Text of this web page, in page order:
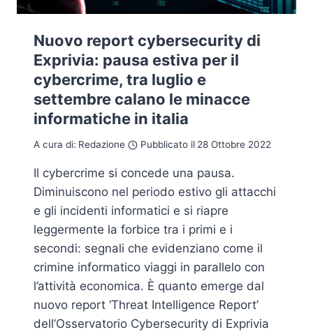
Nuovo report cybersecurity di
Exprivia: pausa estiva per il
cybercrime, tra luglio e
settembre calano le minacce
informatiche in italia
A cura di: Redazione Pubblicato il 28 Ottobre 2022
Il cybercrime si concede una pausa.
Diminuiscono nel periodo estivo gli attacchi
e gli incidenti informatici e si riapre
leggermente la forbice tra i primi e i
secondi: segnali che evidenziano come il
crimine informatico viaggi in parallelo con
l’attività economica. È quanto emerge dal
nuovo report ‘Threat Intelligence Report’
dell’Osservatorio Cybersecurity di Exprivia